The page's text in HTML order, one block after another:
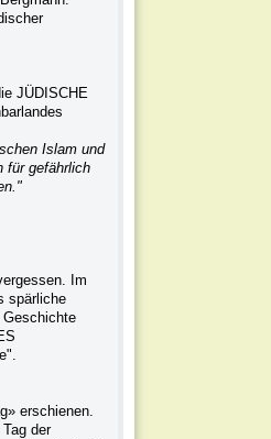
JÜDISCHE
Islam und
für gefährlich
Im
spärliche
Geschichte
erschienen.
der